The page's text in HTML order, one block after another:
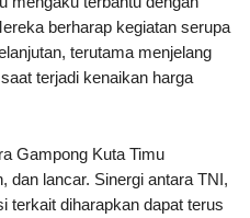
berharap kegiatan serupa
terutama menjelang
terjadi kenaikan harga
Gampong Kuta Timu
dan lancar. Sinergi antara TNI,
terkait diharapkan dapat terus